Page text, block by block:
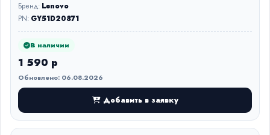
Бренд: Lenovo
PN: GY51D20871
В наличии
1 590 р
Обновлено: 06.08.2026
Добавить в заявку